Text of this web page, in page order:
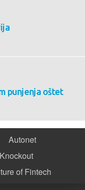
punjenja oštet
Autonet
of Fintech